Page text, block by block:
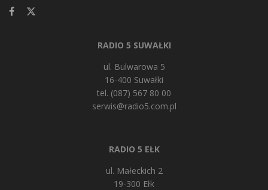
RADIO 5 SUWAŁKI
ul. Bulwarowa 5
16-400 Suwałki
tel. (087) 567 80 00
serwis@radio5.com.pl
RADIO 5 EŁK
ul. Małeckich 2
19-300 Ełk